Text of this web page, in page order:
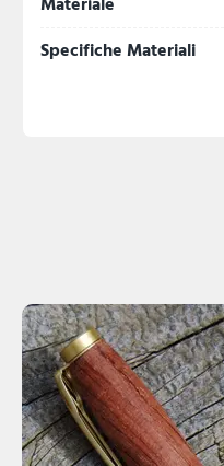
Specifiche Materiali